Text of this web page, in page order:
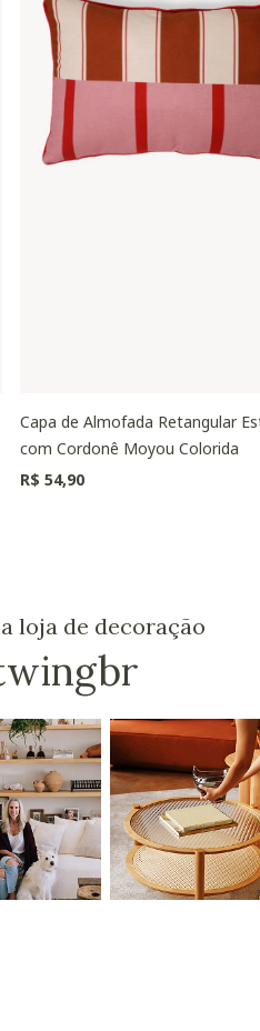
Capa de Almofada Retangular
com Cordonê Moyou Colorida
R$ 54,90
loja de decoração